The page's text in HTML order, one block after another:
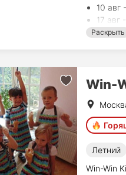
10 авг
17 авг
24 авг
Раскрыть
Win-
Летний
Win-Win